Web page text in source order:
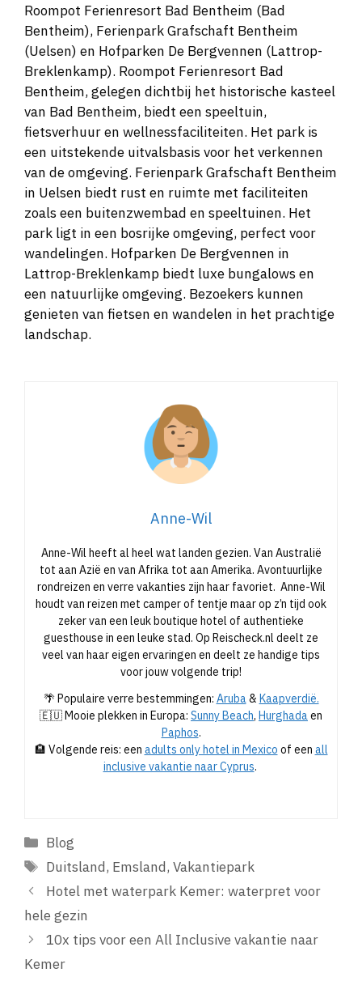
Roompot Ferienresort Bad Bentheim (Bad
Bentheim), Ferienpark Grafschaft Bentheim
(Uelsen) en Hofparken De Bergvennen (Lattrop-
Breklenkamp). Roompot Ferienresort Bad
Bentheim, gelegen dichtbij het historische kasteel
van Bad Bentheim, biedt een speeltuin,
fietsverhuur en wellnessfaciliteiten. Het park is
een uitstekende uitvalsbasis voor het verkennen
van de omgeving. Ferienpark Grafschaft Bentheim
in Uelsen biedt rust en ruimte met faciliteiten
zoals een buitenzwembad en speeltuinen. Het
park ligt in een bosrijke omgeving, perfect voor
wandelingen. Hofparken De Bergvennen in
Lattrop-Breklenkamp biedt luxe bungalows en
een natuurlijke omgeving. Bezoekers kunnen
genieten van fietsen en wandelen in het prachtige
landschap.
Anne-Wil
Anne-Wil heeft al heel wat landen gezien. Van Australië
tot aan Azië en van Afrika tot aan Amerika. Avontuurlijke
rondreizen en verre vakanties zijn haar favoriet. Anne-Wil
houdt van reizen met camper of tentje maar op z’n tijd ook
zeker van een leuk boutique hotel of authentieke
guesthouse in een leuke stad. Op Reischeck.nl deelt ze
veel van haar eigen ervaringen en deelt ze handige tips
voor jouw volgende trip!
🌴 Populaire verre bestemmingen: Aruba& Kaapverdië.
🇪🇺 Mooie plekken in Europa: Sunny Beach, Hurghadaen
Paphos.
🏨 Volgende reis: een adults only hotel in Mexico of een all
inclusive vakantie naar Cyprus.
Categorieën
Blog
Tags
Duitsland, Emsland,Vakantiepark
Hotel met waterpark Kemer: waterpret voor
hele gezin
10x tips voor een All Inclusive vakantie naar
Kemer